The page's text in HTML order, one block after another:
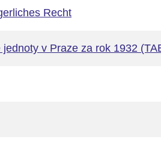
Recht
v Praze za rok 1932